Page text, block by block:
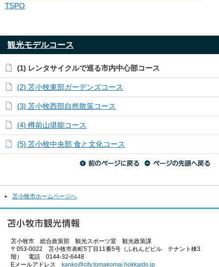
TSPO
観光モデルコース
(1) レンタサイクルで巡る市内中心部コース
(2) 苫小牧東部ガーデンズコース
(3) 苫小牧西部自然散策コース
(4) 樽前山堪能コース
(5) 苫小牧中央部 食と文化コース
苫小牧市ホームページへ
苫小牧市 総合政策部 観光スポーツ室 観光政策課
〒053-0022 苫小牧市表町5丁目11番5号（ふれんどビル テナント棟3
階） 電話 0144-32-6448
Eメールアドレス kanko@city.tomakomai.hokkaido.jp